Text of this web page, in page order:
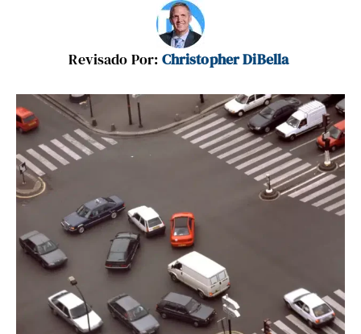
Revisado Por: Christopher DiBella